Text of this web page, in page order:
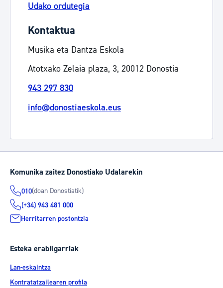
Udako ordutegia
Kontaktua
Musika eta Dantza Eskola
Atotxako Zelaia plaza, 3, 20012 Donostia
943 297 830
info@donostiaeskola.eus
Komunika zaitez Donostiako Udalarekin
010(doan Donostiatik)
(+34) 943 481 000
Herritarren postontzia
Esteka erabilgarriak
Lan-eskaintza
Kontratatzailearen profila